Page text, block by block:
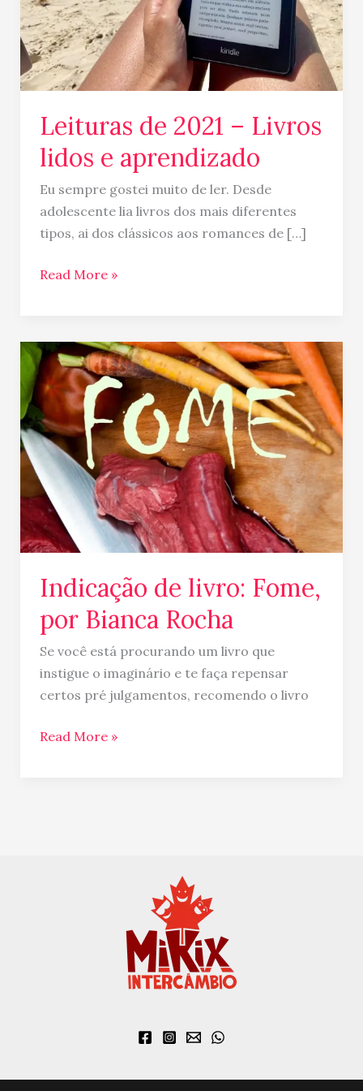
Leituras de 2021 – Livros
lidos e aprendizado
Eu sempre gostei muito de ler. Desde
adolescente lia livros dos mais diferentes
tipos, ai dos clássicos aos romances de […]
aprendizado
Read More »
Indicação de livro: Fome,
por Bianca Rocha
Se você está procurando um livro que
instigue o imaginário e te faça repensar
certos pré julgamentos, recomendo o livro
Indicação
de
livro:
Fome,
por
Bianca
Rocha
Read More »